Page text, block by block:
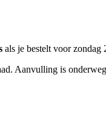
als je bestelt voorzondag
Aanvulling is